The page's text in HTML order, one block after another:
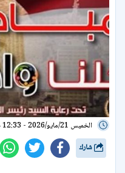
الخميس 21/مايو/2026 - 12:33 م